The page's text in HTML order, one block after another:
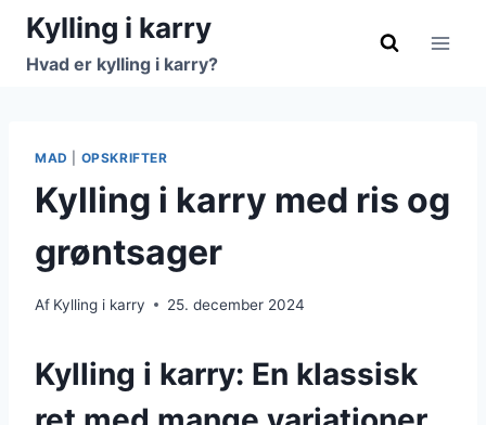
Fortsæt
indhold
Kylling i karry
Hvad er kylling i karry?
MAD OPSKRIFTER
Kylling i karry med ris og
grøntsager
Af Kylling i karry 25. december 2024
Kylling i karry: En klassisk